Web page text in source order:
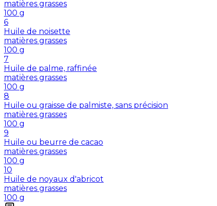
matières grasses
100 g
6
Huile de noisette
matières grasses
100 g
7
Huile de palme, raffinée
matières grasses
100 g
8
Huile ou graisse de palmiste, sans précision
matières grasses
100 g
9
Huile ou beurre de cacao
matières grasses
100 g
10
Huile de noyaux d'abricot
matières grasses
100 g